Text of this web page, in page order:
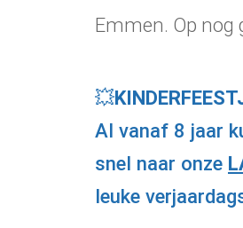
Emmen. Op nog
💥
Al vanaf 8 jaar
snel naar onze
leuke